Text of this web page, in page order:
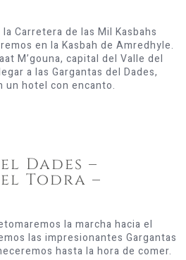
Carretera de las Mil Kasbahs
en la Kasbah de Amredhyle.
M’gouna, capital del Valle del
a las Gargantas del Dades,
un hotel con encanto.
Dades –
Todra –
la marcha hacia el
las impresionantes Gargantas
hasta la hora de comer.